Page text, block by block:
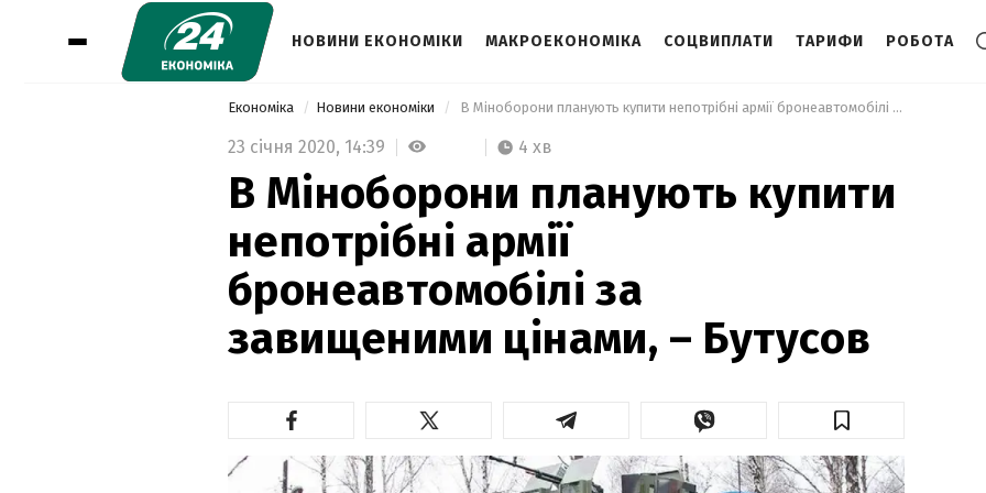
НОВИНИ ЕКОНОМІКИ МАКРОЕКОНОМІКА СОЦВИПЛАТИ ТАРИФИ РОБОТА
Економіка Новини економіки В Міноборони планують купити непотрібні армії бронеавтомобілі за завищеними цінами, – Бутусов
23 січня 2020, 14:39 4 хв
В Міноборони планують купити
непотрібні армії
бронеавтомобілі за
завищеними цінами, – Бутусов